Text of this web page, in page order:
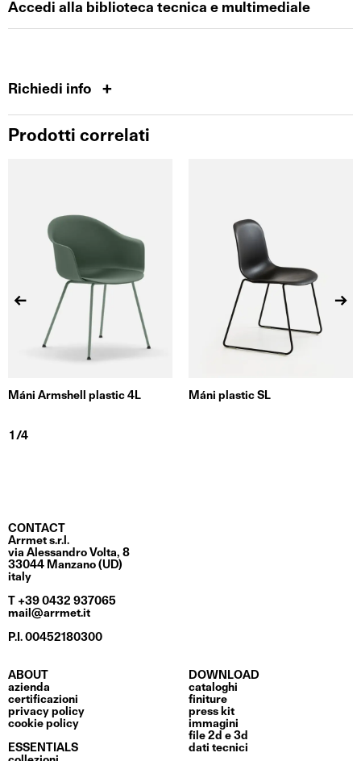
Accedi alla biblioteca tecnica e multimediale
Richiedi info
Prodotti correlati
Máni Armshell plastic 4L Máni plastic SL
CONTACT
Arrmet s.r.l.
via Alessandro Volta, 8
33044 Manzano (UD)
italy
T +39 0432 937065
mail@arrmet.it
P.I. 00452180300
ABOUT
azienda
certificazioni
privacy policy
cookie policy
ESSENTIALS
DOWNLOAD
cataloghi
finiture
press kit
immagini
file 2d e 3d
dati tecnici